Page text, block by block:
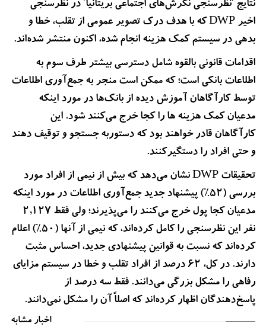
نتایج 'نظرسنجی نگرش‌های اجتماعی بریتانیا' در نظرسنجی
اخیر DWP که با هدف درک تصویر عمومی از تقلب، خطا و
بدهی در سیستم کمک هزینه انجام شده، اکنون منتشر شده‌اند.
اقدامات قانونی بالقوه شامل دسترسی بیشتر طرف سوم به
اطلاعات بانکی است؛ که ممکن است منجر به جمع‌آوری اطلاعات
توسط کارآگاهان آموزش دیده از بانک‌ها در مورد اینکه
مدعیان کمک هزینه ها را کجا خرج می‌کنند شود. این
کارآگاهان قادر خواهند بود که دستوربه جستجو و توقیف دهند
و حتی افراد را دستگیرکنند.
تحقیقات DWP نشان می‌دهد که بیش از نیمی از افراد مورد
بررسی (52%) پیشنهاد جدید جمع‌آوری اطلاعات در مورد اینکه
مدعیان کجا پول خرج می‌کنند را می‌پذیرند؛ ولی فقط 2,127
نفر این نظرسنجی را کامل کرده‌اند، که نیمی از آنها (50%) اعلام
کرده‌اند که نسبت به قوانین پیشنهادی جدید، احساس مثبت
دارند. در کل، 62 درصد از افراد تقلب و خطا در سیستم مزایای
رفاهی را مشکل بزرگی می‌دانند. فقط سه درصد از
پاسخ‌دهندگان اظهار کرده‌اند که اصلاً آن را مشکل نمی‌دانند.
اخبار مشابه